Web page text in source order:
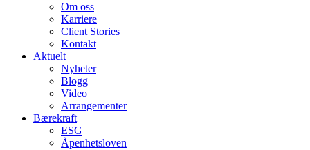
Om oss
Karriere
Client Stories
Kontakt
Aktuelt
Nyheter
Blogg
Video
Arrangementer
Bærekraft
ESG
Åpenhetsloven